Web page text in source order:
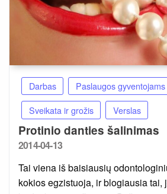
Darbas Paslaugos gyventojams
Sveikata ir grožis
Verslas
Protinio danties šalinimas
Posted
2014-04-13
Tai viena iš baisiausių
kokios egzistuoja, ir blogiausia tai,